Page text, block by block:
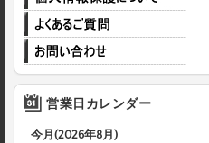
営業日カレンダー
今月(2026年8月)